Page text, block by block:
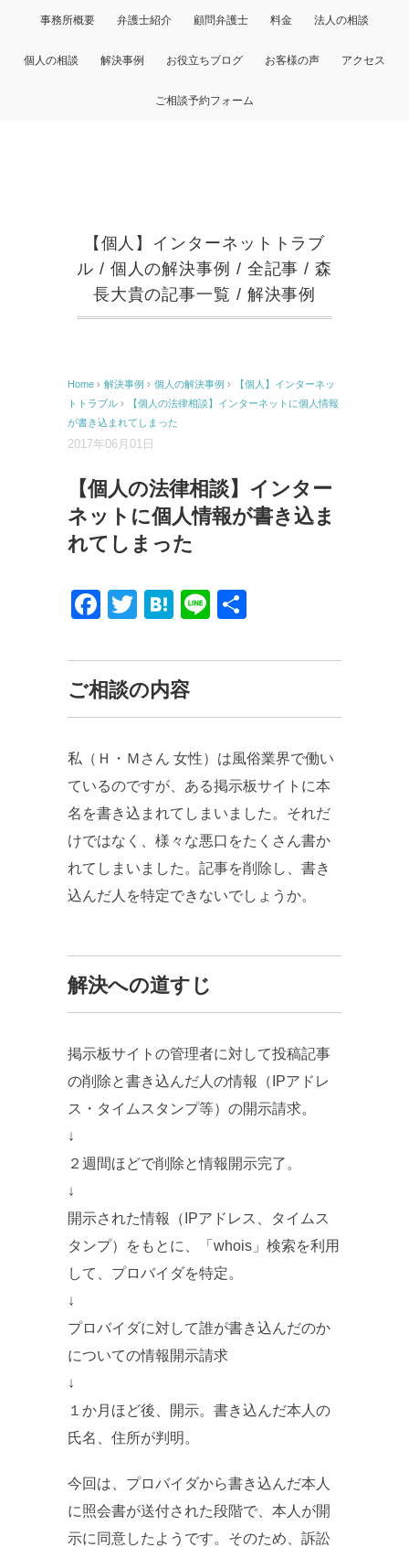
事務所概要 弁護士紹介 顧問弁護士 料金 法人の相談
個人の相談 解決事例 お役立ちブログ お客様の声 アクセス
ご相談予約フォーム
【個人】インターネットトラブ
ル / 個人の解決事例 / 全記事 /森
長大貴の記事一覧 / 解決事例
Home › 解決事例 › 個人の解決事例 ›
【個人】インターネッ
トトラブル ›
【個人の法律相談】インターネットに個人情報
が書き込まれてしまった
2017年06月01日
【個人の法律相談】インター
ネットに個人情報が書き込ま
れてしまった
Facebook
Twitter
Hatena
Line
ご相談の内容
私（Ｈ・Ｍさん 女性）は風俗業界で働い
ているのですが、ある掲示板サイトに本
名を書き込まれてしまいました。それだ
けではなく、様々な悪口をたくさん書か
れてしまいました。記事を削除し、書き
込んだ人を特定できないでしょうか。
解決への道すじ
掲示板サイトの管理者に対して投稿記事
の削除と書き込んだ人の情報（IPアドレ
ス・タイムスタンプ等）の開示請求。
↓
２週間ほどで削除と情報開示完了。
↓
開示された情報（IPアドレス、タイムス
タンプ）をもとに、「whois」検索を利用
して、プロバイダを特定。
↓
プロバイダに対して誰が書き込んだのか
についての情報開示請求
↓
１か月ほど後、開示。書き込んだ本人の
氏名、住所が判明。
今回は、プロバイダから書き込んだ本人
に照会書が送付された段階で、本人が開
示に同意したようです。そのため、訴訟